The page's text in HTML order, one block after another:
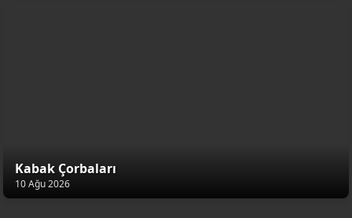
Kabak Çorbaları
10 Ağu 2026